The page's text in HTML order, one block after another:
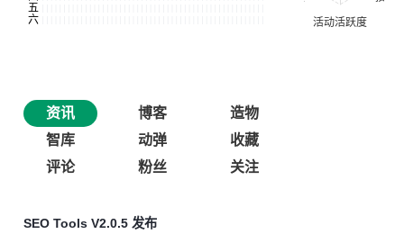
资讯 博客
造物
智库
动弹
收藏
评论
粉丝 关注
SEO Tools V2.0.5 发布